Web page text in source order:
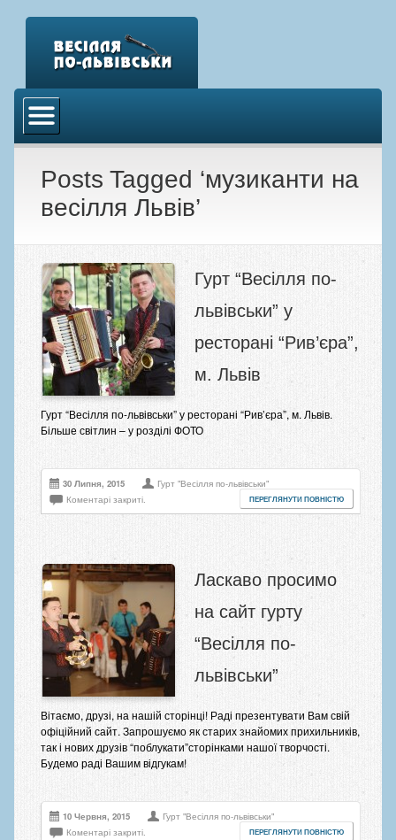
Аудіо
Фото
Контакти
Posts Tagged ‘музиканти на
весілля Львів’
Гурт “Весілля по-
львівськи” у
ресторані “Рив’єра”,
м. Львів
Гурт “Весілля по-львівськи” у ресторані “Рив’єра”, м. Львів.
Більше світлин – у розділі ФОТО
30 Липня, 2015
Гурт "Весілля по-львівськи"
Коментарі закриті.
ПЕРЕГЛЯНУТИ ПОВНІСТЮ
Ласкаво просимо
на сайт гурту
“Весілля по-
львівськи”
Вітаємо, друзі, на нашій сторінці! Раді презентувати Вам свій
офіційний сайт. Запрошуємо як старих знайомих прихильників,
так і нових друзів “поблукати”сторінками нашої творчості.
Будемо раді Вашим відгукам!
10 Червня, 2015
Гурт "Весілля по-львівськи"
Коментарі закриті.
ПЕРЕГЛЯНУТИ ПОВНІСТЮ